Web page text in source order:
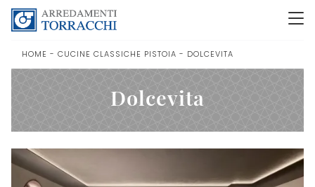
HOME - CUCINE CLASSICHE PISTOIA - DOLCEVITA
Dolcevita